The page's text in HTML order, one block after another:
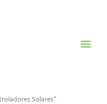
Solares”